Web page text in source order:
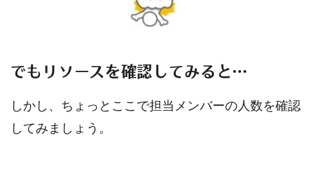
でもリソースを確認してみると…
しかし、ちょっとここで担当メンバーの人数を確認
してみましょう。